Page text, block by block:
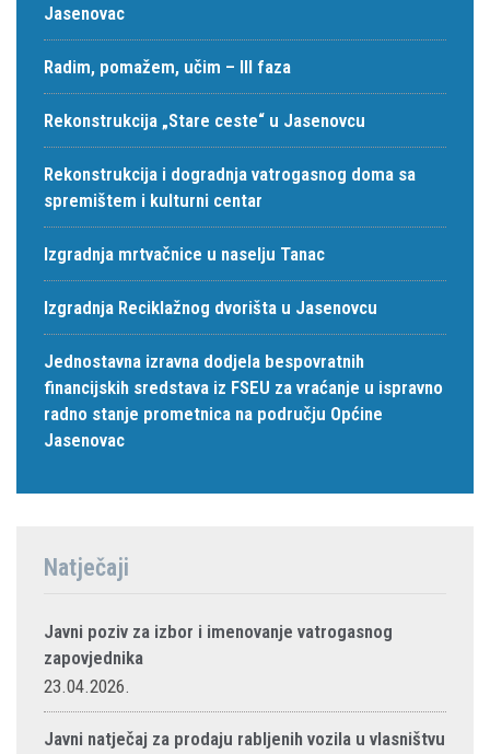
Jasenovac
Radim, pomažem, učim – III faza
Rekonstrukcija „Stare ceste“ u Jasenovcu
Rekonstrukcija i dogradnja vatrogasnog doma sa
spremištem i kulturni centar
Izgradnja mrtvačnice u naselju Tanac
Izgradnja Reciklažnog dvorišta u Jasenovcu
Jednostavna izravna dodjela bespovratnih
financijskih sredstava iz FSEU za vraćanje u ispravno
radno stanje prometnica na području Općine
Jasenovac
Natječaji
Javni poziv za izbor i imenovanje vatrogasnog
zapovjednika
23.04.2026.
Javni natječaj za prodaju rabljenih vozila u vlasništvu